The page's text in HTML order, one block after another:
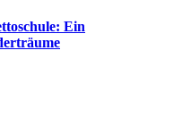
Ein